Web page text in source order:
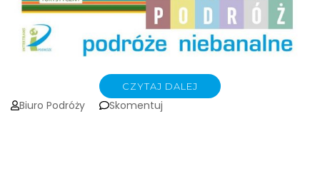
CZYTAJ DALEJ
Biuro Podróży Skomentuj